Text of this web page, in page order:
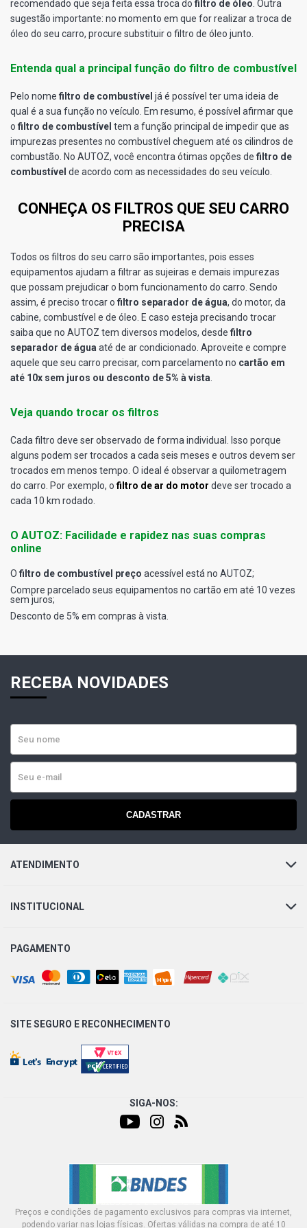
recomendado que seja feita essa troca do filtro de óleo . Outra
sugestão importante: no momento em que for realizar a troca de
óleo do seu carro, procure substituir o filtro de óleo junto.
Entenda qual a principal função do filtro de combustível
Pelo nome filtro de combustível já é possível ter uma ideia de
qual é a sua função no veículo. Em resumo, é possível afirmar que
o filtro de combustível tem a função principal de impedir que as
impurezas presentes no combustível cheguem até os cilindros de
combustão. No AUTOZ, você encontra ótimas opções de filtro de
combustível de acordo com as necessidades do seu veículo.
CONHEÇA OS FILTROS QUE SEU CARRO
PRECISA
Todos os filtros do seu carro são importantes, pois esses
equipamentos ajudam a filtrar as sujeiras e demais impurezas
que possam prejudicar o bom funcionamento do carro. Sendo
assim, é preciso trocar o filtro separador de água, do motor, da
cabine, combustível e de óleo. E caso esteja precisando trocar
saiba que no AUTOZ tem diversos modelos, desde filtro
separador de água até de ar condicionado. Aproveite e compre
aquele que seu carro precisar, com parcelamento no cartão em
até 10x sem juros ou desconto de 5% à vista
Veja quando trocar os filtros
Cada filtro deve ser observado de forma individual. Isso porque
alguns podem ser trocados a cada seis meses e outros devem ser
trocados em menos tempo. O ideal é observar a quilometragem
do carro. Por exemplo, ofiltro de ar do motor deve ser trocado a
cada 10 km rodado.
O AUTOZ: Facilidade e rapidez nas suas compras
online
O filtro de combustível preço acessível está no AUTOZ;
Compre parcelado seus equipamentos no cartão em até 10 vezes
sem juros;
Desconto de 5% em compras à vista.
RECEBA NOVIDADES
CADASTRAR
ATENDIMENTO
INSTITUCIONAL
PAGAMENTO
SITE SEGURO E RECONHECIMENTO
SIGA-NOS:
Preços e condições de pagamento exclusivos para compras via internet,
podendo variar nas lojas físicas. Ofertas válidas na compra de até 10